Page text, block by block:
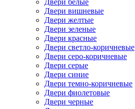
Двери белые
Двери вишневые
Двери желтые
Двери зеленые
Двери красные
Двери светло-коричневые
Двери серо-коричневые
Двери серые
Двери синие
Двери темно-коричневые
Двери фиолетовые
Двери черные